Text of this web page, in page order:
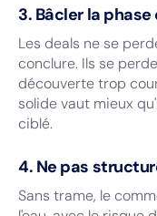
3. Bâcler la
Les deals ne se
conclure. Ils se
découverte trop
solide vaut mieux
ciblé.
4. Ne pas
Sans trame, le